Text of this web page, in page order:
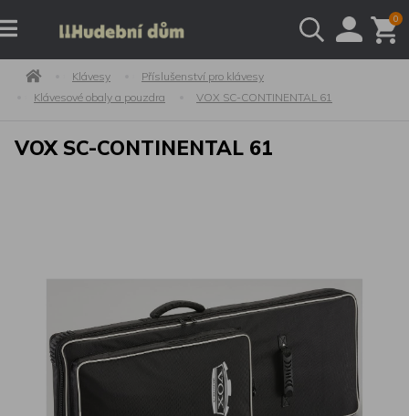
0
Klávesy
Příslušenství pro klávesy
Klávesové obaly a pouzdra
VOX SC-CONTINENTAL 61
VOX SC-CONTINENTAL 61